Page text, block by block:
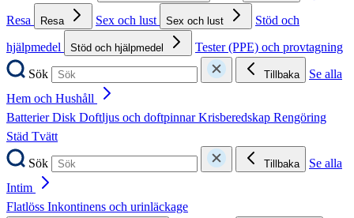
Resa
Resa Sex och lust Sex och lust
Stöd och
hjälpmedel
Stöd och hjälpmedel
Tester (PPE) och provtagning
Sök
Tillbaka
Se alla
Hem och Hushåll
BatterierDisk Doftljus och doftpinnarKrisberedskap Rengöring
Städ Tvätt
Sök
Tillbaka
Se alla
Intim
Flatlöss Inkontinens och urinläckage